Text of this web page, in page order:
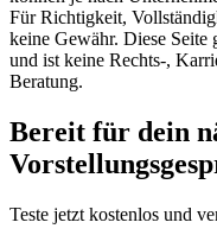
Für Richtigkeit,
keine Gewähr. Diese Seite
und ist keine Rechts-,
Beratung.
Bereit für dein
Teste jetzt kostenlos und